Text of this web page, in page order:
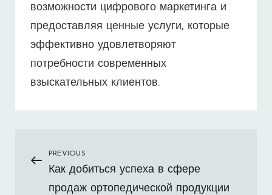
возможности цифрового маркетинга и
предоставляя ценные услуги, которые
эффективно удовлетворяют
потребности современных
взыскательных клиентов.
Навигация
по
Previous
Post
PREVIOUS
Как добиться успеха в сфере
продаж ортопедической продукции